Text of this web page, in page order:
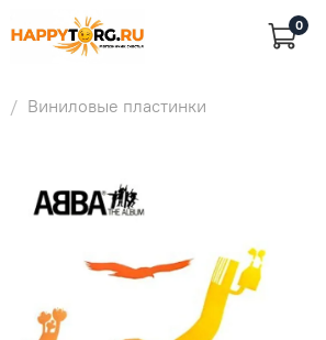
0
Виниловые пластинки